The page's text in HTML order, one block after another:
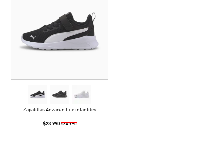
Zapatillas Anzarun Lite infantiles
$23.990 $34.990